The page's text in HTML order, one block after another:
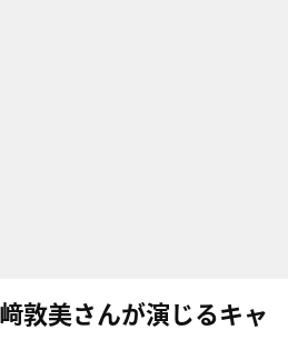
敦美さんが演じるキャ